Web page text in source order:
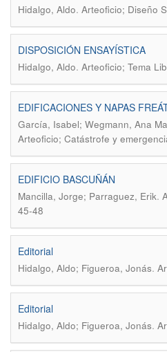
Hidalgo, Aldo. Arteoficio; Diseño
DISPOSICIÓN ENSAYÍSTICA
Hidalgo, Aldo. Arteoficio; Tema
EDIFICACIONES Y NAPAS
García, Isabel; Wegmann, Ana
Arteoficio; Catástrofe y
EDIFICIO BASCUÑÁN
Mancilla, Jorge; Parraguez, Erik.
45-48
Editorial
Hidalgo, Aldo; Figueroa, Jonás.
Editorial
Hidalgo, Aldo; Figueroa, Jonás.